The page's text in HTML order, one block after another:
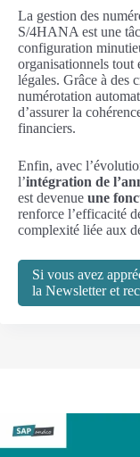
La gestion des
S/4HANA est une
configuration
organisationnels tout
légales. Grâce à des
numérotation
d’assurer la
financiers.
Enfin, avec
l’intégration de
est devenue une
renforce l’efficacité
complexité liée aux
Si vous avez
la Newsletter et